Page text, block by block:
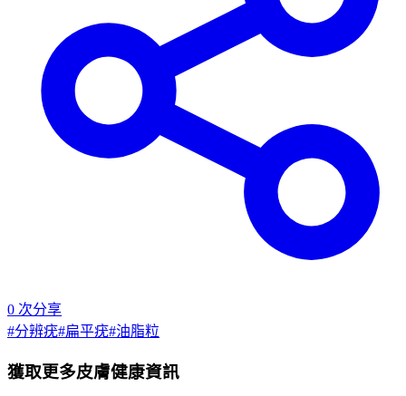
0 次分享
#分辨疣#扁平疣#油脂粒
獲取更多皮膚健康資訊